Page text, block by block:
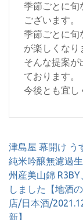
季節ごとに旬
ございます。
季節ごとに旬
が楽しくなり
そんな提案が
ております。
今後とも宜し
投
稿
ナ
ビ
ゲ
ー
津島屋 幕開け う
純米吟醸無濾過
州産美山錦 R3BY
しました【地酒
店/日本酒/
新】